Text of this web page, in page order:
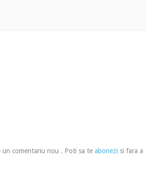
un comentariu nou . Poti sa te abonezi si fara a